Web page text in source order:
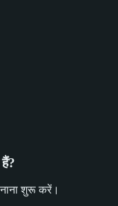
शुरू करें।